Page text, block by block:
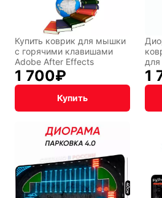
Купить коврик для мышки
с горячими клавишами
Adobe After Effects
1 700₽
Купить
1